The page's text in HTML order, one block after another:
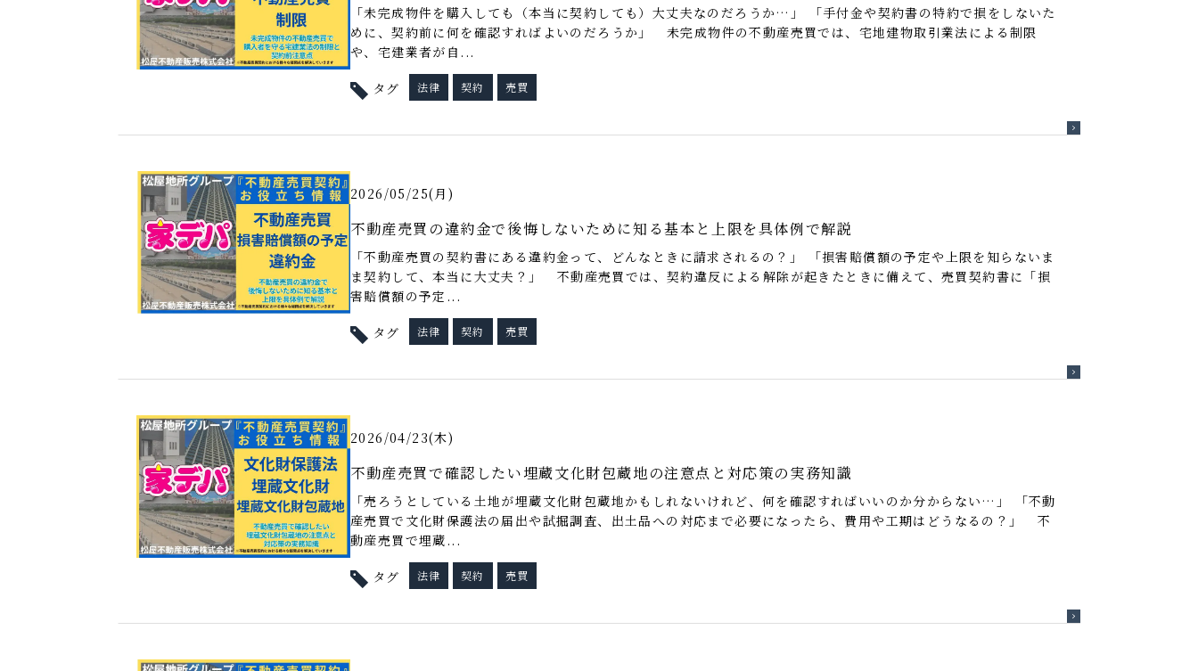
「未完成物件を購入しても（本当に契約しても）大丈夫なのだろうか…」 「手付金や契約書の特約で損をしないた
めに、契約前に何を確認すればよいのだろうか」 未完成物件の不動産売買では、宅地建物取引業法による制限
や、宅建業者が自...
タグ 法律 契約 売買
2026/05/25(月)
不動産売買の違約金で後悔しないために知る基本と上限を具体例で解説
「不動産売買の契約書にある違約金って、どんなときに請求されるの？」 「損害賠償額の予定や上限を知らないま
ま契約して、本当に大丈夫？」 不動産売買では、契約違反による解除が起きたときに備えて、売買契約書に「損
害賠償額の予定...
タグ 法律 契約 売買
2026/04/23(木)
不動産売買で確認したい埋蔵文化財包蔵地の注意点と対応策の実務知識
「売ろうとしている土地が埋蔵文化財包蔵地かもしれないけれど、何を確認すればいいのか分からない…」 「不動
産売買で文化財保護法の届出や試掘調査、出土品への対応まで必要になったら、費用や工期はどうなるの？」 不
動産売買で埋蔵...
タグ 法律 契約 売買